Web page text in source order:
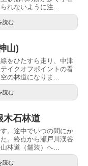
れないように注...
読む
山)
をひたすら走り、中津
イクオフポイントの看
の林道になりま...
読む
木石林道
。途中でいつの間にか
。終点から瀬戸川渓谷
林道（舗装）へ...
読む